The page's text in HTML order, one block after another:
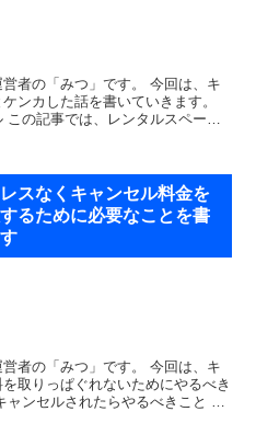
者の「みつ」です。 今回は、キ
ンカした話を書いていきます。
の記事では、レンタルスペース
スなくキャンセル料金を
るために必要なことを書
者の「みつ」です。 今回は、キ
取りっぱぐれないためにやるべき
ンセルされたらやるべきこと キ